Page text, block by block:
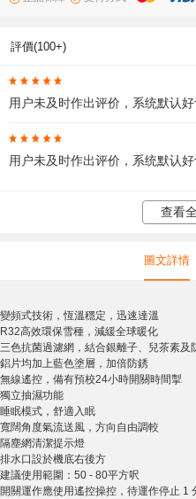
評價(100+)
用户未及时作出评价，系统默认
用户未及时作出评价，系统默认
查看
圖文詳情
變頻式技術，恆溫穩定，迅速達溫
R32高效環保雪種，減緩全球暖化
三色抗菌過濾網，結合銀離子、兒茶素及
鋁片均加上藍色塗層，加倍防銹
無線遙控，備有預校24小時開關時間掣
獨立抽濕功能
睡眠模式，舒適入眠
寬闊角度氣流送風，方向自由調較
隔塵網清潔提示燈
排水口設於機底右後方
建議使用範圍：50 - 80平方呎
開關運作應使用遙控操控，待運作停止 1